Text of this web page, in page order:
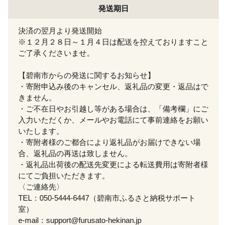
発送期日
決済の翌月より発送開始
※１２月２８日～１月４日は配送を控えておりますこと
ご了承くださいませ。
【碧南市からの発送に関するお知らせ】
・寄附申込み後のキャンセル、返礼品の変更・返品はで
きません。
・ご不在日やお引越し等がある場合は、「備考欄」にご
入力いただくか、メールやお電話にて事前連絡をお願い
いたします。
・寄附者様のご都合により返礼品がお届けできない場
合、返礼品の再送は致しません。
・返礼品出荷後の配送先変更による転送費用は寄附者様
にてご負担いただきます。
〈ご連絡先〉
TEL：050-5444-6447（碧南市ふるさと納税サポート
室）
e-mail：support@furusato-hekinan.jp